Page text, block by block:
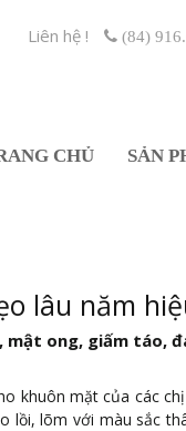
Liên hệ ! (84)
CHỦ SẢN
lâu năm
ong, giấm táo,
khuôn mặt của các
lõm với màu sắc